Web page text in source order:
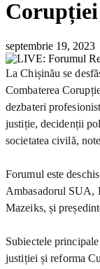
Corupției
septembrie 19, 2023
La Chișinău se
Combaterea
dezbateri
justiție, decidenții
societatea civilă,
Forumul este
Ambasadorul SUA,
Mazeiks, și
Subiectele
justiției și reforma